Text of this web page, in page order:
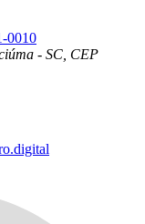
0010
- SC, CEP